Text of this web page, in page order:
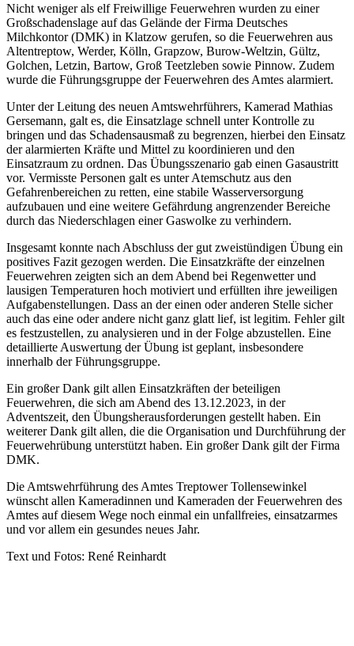
Nicht weniger als elf Freiwillige Feuerwehren wurden zu einer
Großschadenslage auf das Gelände der Firma Deutsches
Milchkontor (DMK) in Klatzow gerufen, so die Feuerwehren aus
Altentreptow, Werder, Kölln, Grapzow, Burow-Weltzin, Gültz,
Golchen, Letzin, Bartow, Groß Teetzleben sowie Pinnow. Zudem
wurde die Führungsgruppe der Feuerwehren des Amtes alarmiert.
Unter der Leitung des neuen Amtswehrführers, Kamerad Mathias
Gersemann, galt es, die Einsatzlage schnell unter Kontrolle zu
bringen und das Schadensausmaß zu begrenzen, hierbei den Einsatz
der alarmierten Kräfte und Mittel zu koordinieren und den
Einsatzraum zu ordnen. Das Übungsszenario gab einen Gasaustritt
vor. Vermisste Personen galt es unter Atemschutz aus den
Gefahrenbereichen zu retten, eine stabile Wasserversorgung
aufzubauen und eine weitere Gefährdung angrenzender Bereiche
durch das Niederschlagen einer Gaswolke zu verhindern.
Insgesamt konnte nach Abschluss der gut zweistündigen Übung ein
positives Fazit gezogen werden. Die Einsatzkräfte der einzelnen
Feuerwehren zeigten sich an dem Abend bei Regenwetter und
lausigen Temperaturen hoch motiviert und erfüllten ihre jeweiligen
Aufgabenstellungen. Dass an der einen oder anderen Stelle sicher
auch das eine oder andere nicht ganz glatt lief, ist legitim. Fehler gilt
es festzustellen, zu analysieren und in der Folge abzustellen. Eine
detaillierte Auswertung der Übung ist geplant, insbesondere
innerhalb der Führungsgruppe.
Ein großer Dank gilt allen Einsatzkräften der beteiligen
Feuerwehren, die sich am Abend des 13.12.2023, in der
Adventszeit, den Übungsherausforderungen gestellt haben. Ein
weiterer Dank gilt allen, die die Organisation und Durchführung der
Feuerwehrübung unterstützt haben. Ein großer Dank gilt der Firma
DMK.
Die Amtswehrführung des Amtes Treptower Tollensewinkel
wünscht allen Kameradinnen und Kameraden der Feuerwehren des
Amtes auf diesem Wege noch einmal ein unfallfreies, einsatzarmes
und vor allem ein gesundes neues Jahr.
Text und Fotos: René Reinhardt